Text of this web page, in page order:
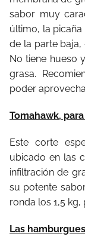
sabor muy
último, la
de la parte
No tiene hueso
grasa.
poder
Tomahawk,
Este corte
ubicado en las
infiltración de
su potente
ronda los 1,5
Las